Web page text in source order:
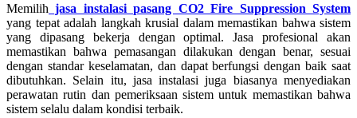
Memilih jasa instalasi pasang CO2 Fire Suppression System
yang tepat adalah langkah krusial dalam memastikan bahwa sistem
yang dipasang bekerja dengan optimal. Jasa profesional akan
memastikan bahwa pemasangan dilakukan dengan benar, sesuai
dengan standar keselamatan, dan dapat berfungsi dengan baik saat
dibutuhkan. Selain itu, jasa instalasi juga biasanya menyediakan
perawatan rutin dan pemeriksaan sistem untuk memastikan bahwa
sistem selalu dalam kondisi terbaik.